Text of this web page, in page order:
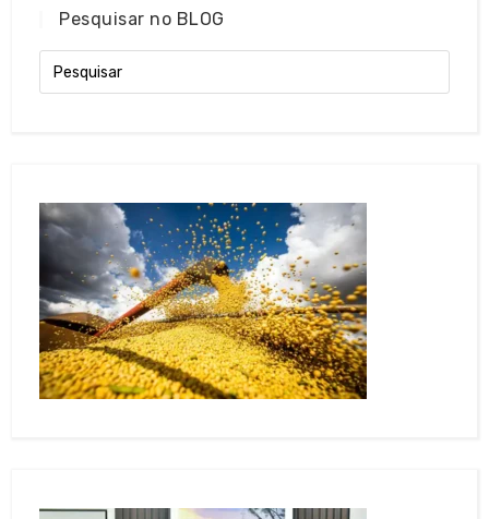
Pesquisar no BLOG